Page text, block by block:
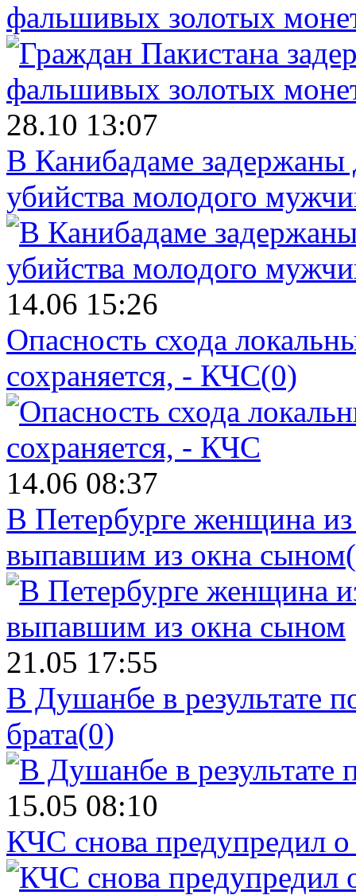
фальшивых золотых
28.10 13:07
В Канибадаме задержаны
убийства молодого
14.06 15:26
Опасность схода
сохраняется, - КЧС(0)
14.06 08:37
В Петербурге женщина
выпавшим из окна сыном
21.05 17:55
В Душанбе в результате
брата(0)
15.05 08:10
КЧС снова предупредил